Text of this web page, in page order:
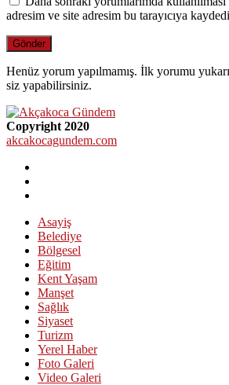
adresim ve site adresim bu tarayıcıya
Henüz yorum yapılmamış. İlk yorumu
siz yapabilirsiniz.
Copyright 2020
akcakocagundem.com
Asayiş
Belediye
Bölgesel
Eğitim
Kent Yaşam
Manşet
Sağlık
Siyaset
Turizm
Yerel Haber
Foto Galeri
Video Galeri